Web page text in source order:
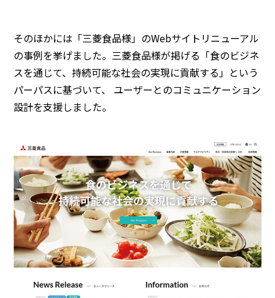
そのほかには「三菱食品様」のWebサイトリニューアル
の事例を挙げました。三菱食品様が掲げる「食のビジネ
スを通じて、持続可能な社会の実現に貢献する」という
パーパスに基づいて、 ユーザーとのコミュニケーション
設計を支援しました。